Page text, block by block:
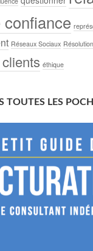
Réseaux Sociaux
éthique
TOUTES LES